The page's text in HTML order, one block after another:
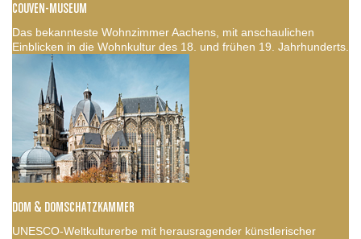
COUVEN-MUSEUM
Das bekannteste Wohnzimmer Aachens, mit anschaulichen
Einblicken in die Wohnkultur des 18. und frühen 19. Jahrhunderts.
DOM & DOMSCHATZKAMMER
UNESCO-Weltkulturerbe mit herausragender künstlerischer